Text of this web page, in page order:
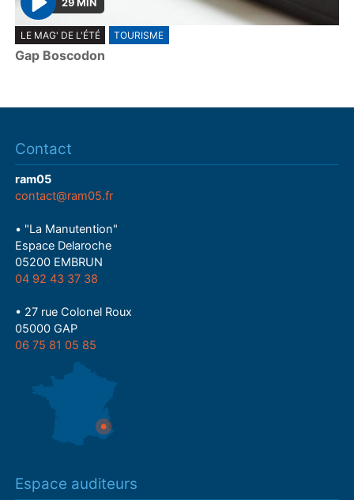
P
l
a
29 MIN
LE MAG' DE L'ÉTÉ TOURISME
Gap Boscodon
Contact
ram05
contact@ram05.fr
• "La Manutention"
Espace Delaroche
05200 EMBRUN
04 92 43 37 38
• 27 rue Colonel Roux
05000 GAP
06 75 81 05 85
Espace auditeurs